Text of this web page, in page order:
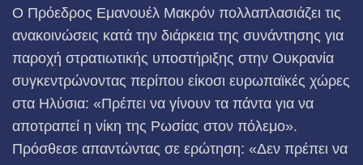
Ο Πρόεδρος Εμανουέλ Μακρόν πολλαπλασιάζει τις
ανακοινώσεις κατά την διάρκεια της συνάντησης για
παροχή στρατιωτικής υποστήριξης στην Ουκρανία
συγκεντρώνοντας περίπου είκοσι ευρωπαϊκές χώρες
στα Ηλύσια: «Πρέπει να γίνουν τα πάντα για να
αποτραπεί η νίκη της Ρωσίας στον πόλεμο».
Πρόσθεσε απαντώντας σε ερώτηση: «Δεν πρέπει να